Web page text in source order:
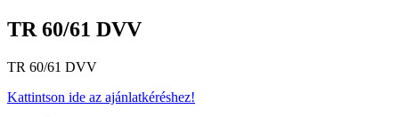
TR 60/61 DVV
TR 60/61 DVV
Kattintson ide az ajánlatkéréshez!